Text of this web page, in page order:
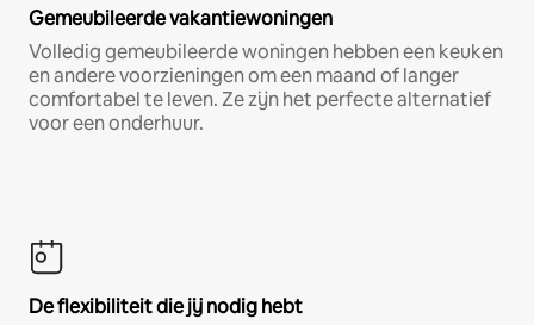
Gemeubileerde vakantiewoningen
Volledig gemeubileerde woningen hebben een keuken
en andere voorzieningen om een maand of langer
comfortabel te leven. Ze zijn het perfecte alternatief
voor een onderhuur.
De flexibiliteit die jij nodig hebt